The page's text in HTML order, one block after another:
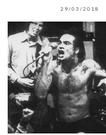
29/03/2018